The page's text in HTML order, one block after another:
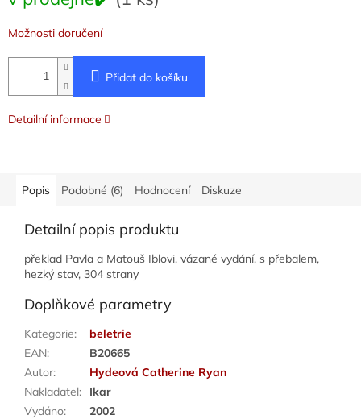
Možnosti doručení
Přidat do košíku
Detailní informace
Popis Podobné (6) Hodnocení Diskuze
Detailní popis produktu
překlad Pavla a Matouš Iblovi, vázané vydání, s přebalem,
hezký stav, 304 strany
Doplňkové parametry
Kategorie:
beletrie
EAN:
B20665
Autor:
Hydeová Catherine Ryan
Nakladatel:
Ikar
Vydáno: 2002